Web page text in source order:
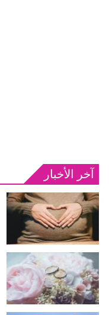
آخر الأخبار